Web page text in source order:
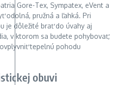
Gore-Tex, Sympatex, eVent a
odolná, pružná a ľahká. Pri
je dôležité brať do úvahy aj
v ktorom sa budete pohybovať,
tepelnú pohodu
obuvi